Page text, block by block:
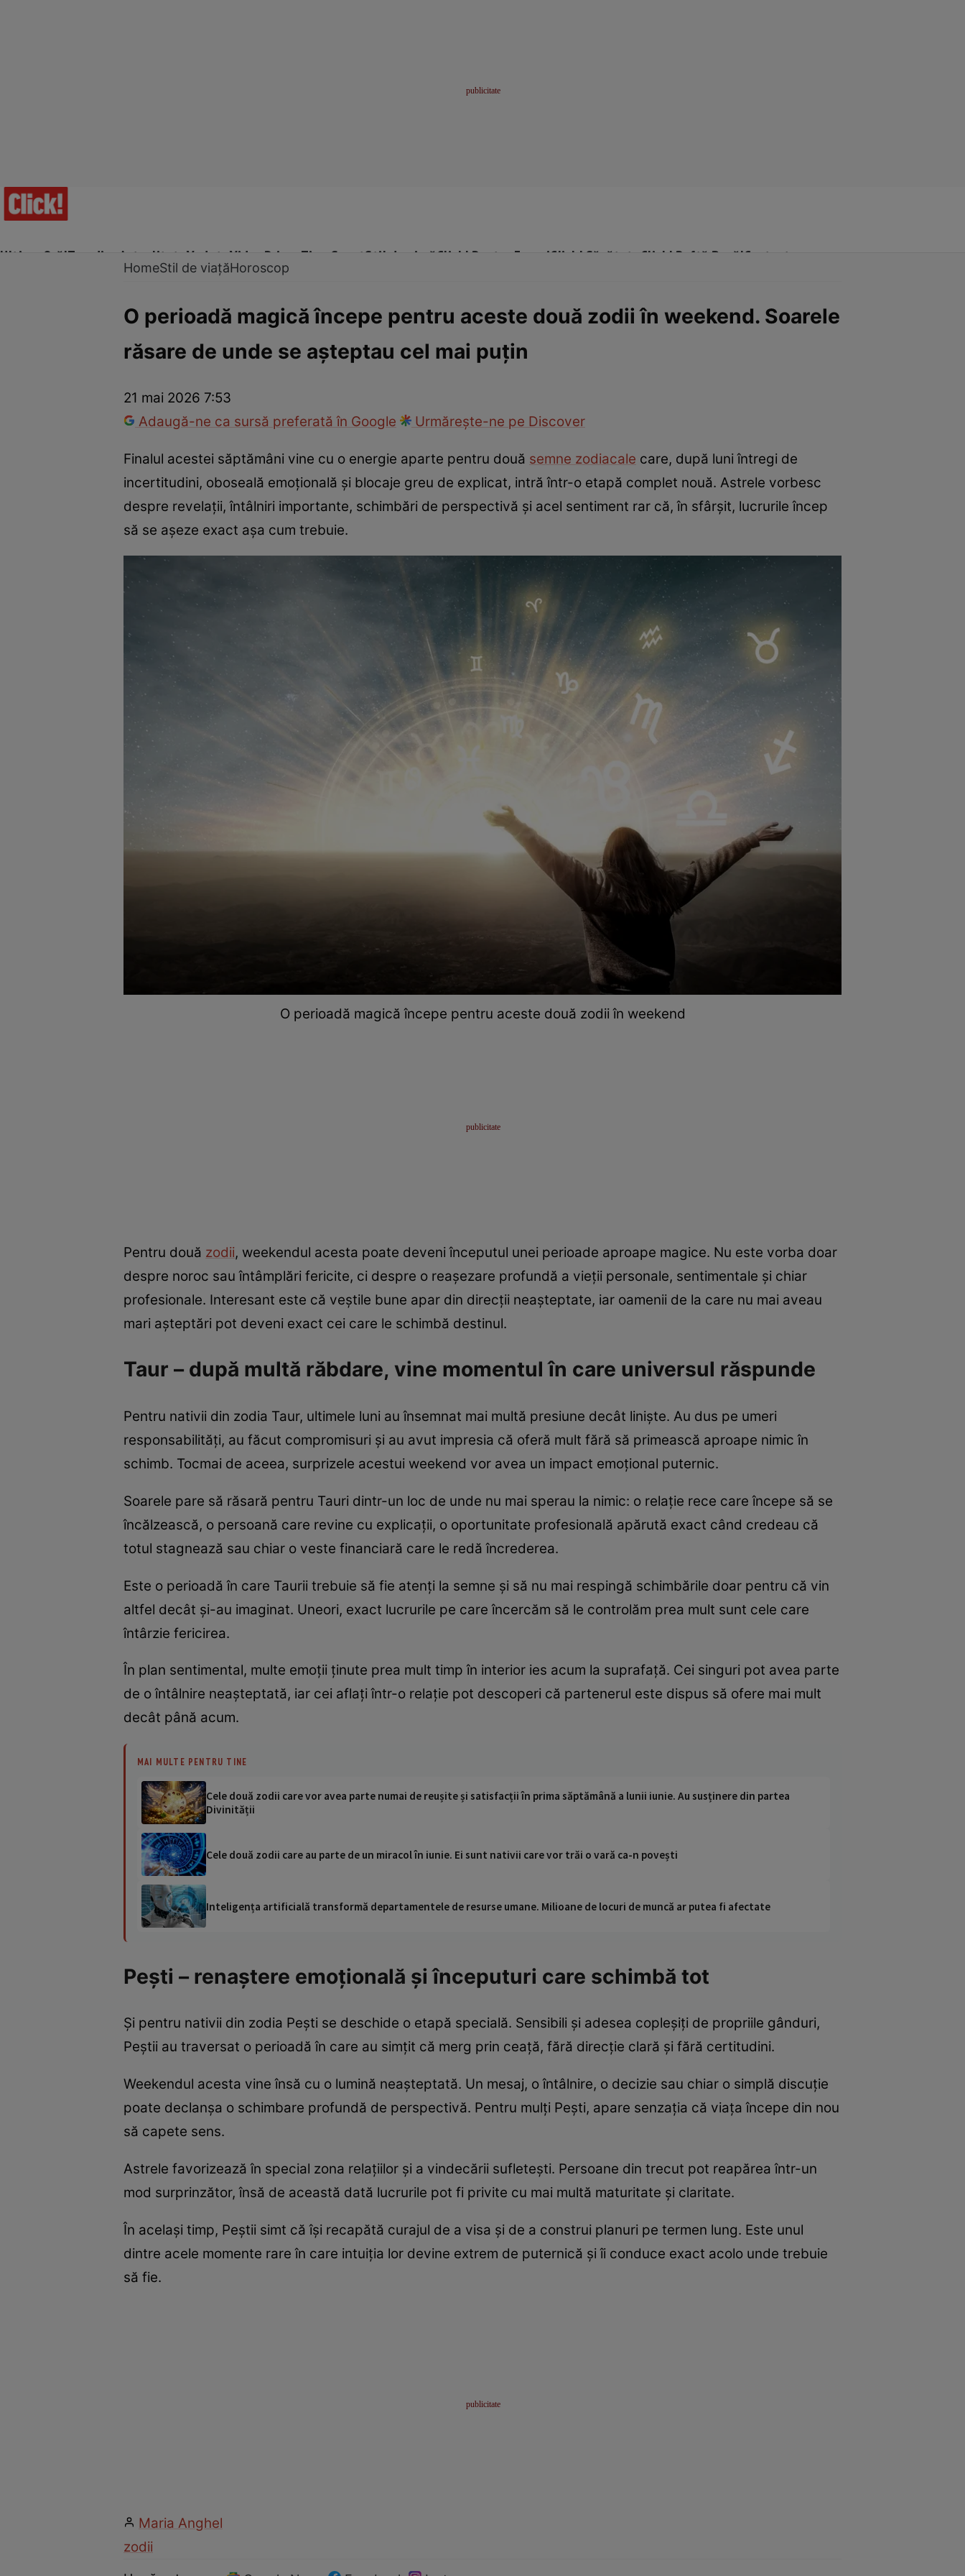
Ultima Oră!Trending Actualitate Vedete Video Prime Time SportStil de viațăClick! Pentru FemeiClick! Sănătate Click! Poftă Bună!Contact
Dragoste și SexEvenimenteHoroscopRețete culinare Travel
HomeStil de viațăHoroscop
O perioadă magică începe pentru aceste două zodii în weekend. Soarele
răsare de unde se așteptau cel mai puțin
21 mai 2026 7:53
Adaugă-ne ca sursă preferată în Google
Urmărește-ne pe Discover
Finalul acestei săptămâni vine cu o energie aparte pentru două semne zodiacale care, după luni întregi de
incertitudini, oboseală emoțională și blocaje greu de explicat, intră într-o etapă complet nouă. Astrele vorbesc
despre revelații, întâlniri importante, schimbări de perspectivă și acel sentiment rar că, în sfârșit, lucrurile încep
să se așeze exact așa cum trebuie.
O perioadă magică începe pentru aceste două zodii în weekend
Pentru două zodii, weekendul acesta poate deveni începutul unei perioade aproape magice. Nu este vorba doar
despre noroc sau întâmplări fericite, ci despre o reașezare profundă a vieții personale, sentimentale și chiar
profesionale. Interesant este că veștile bune apar din direcții neașteptate, iar oamenii de la care nu mai aveau
mari așteptări pot deveni exact cei care le schimbă destinul.
Taur – după multă răbdare, vine momentul în care universul răspunde
Pentru nativii din zodia Taur, ultimele luni au însemnat mai multă presiune decât liniște. Au dus pe umeri
responsabilități, au făcut compromisuri și au avut impresia că oferă mult fără să primească aproape nimic în
schimb. Tocmai de aceea, surprizele acestui weekend vor avea un impact emoțional puternic.
Soarele pare să răsară pentru Tauri dintr-un loc de unde nu mai sperau la nimic: o relație rece care începe să se
încălzească, o persoană care revine cu explicații, o oportunitate profesională apărută exact când credeau că
totul stagnează sau chiar o veste financiară care le redă încrederea.
Este o perioadă în care Taurii trebuie să fie atenți la semne și să nu mai respingă schimbările doar pentru că vin
altfel decât și-au imaginat. Uneori, exact lucrurile pe care încercăm să le controlăm prea mult sunt cele care
întârzie fericirea.
În plan sentimental, multe emoții ținute prea mult timp în interior ies acum la suprafață. Cei singuri pot avea parte
de o întâlnire neașteptată, iar cei aflați într-o relație pot descoperi că partenerul este dispus să ofere mai mult
decât până acum.
MAI MULTE PENTRU TINE
Cele două zodii care vor avea parte numai de reușite și satisfacții în prima săptămână a lunii iunie. Au susținere din partea
Divinității
Cele două zodii care au parte de un miracol în iunie. Ei sunt nativii care vor trăi o vară ca-n povești
Inteligența artificială transformă departamentele de resurse umane. Milioane de locuri de muncă ar putea fi afectate
Pești – renaștere emoțională și începuturi care schimbă tot
Și pentru nativii din zodia Pești se deschide o etapă specială. Sensibili și adesea copleșiți de propriile gânduri,
Peștii au traversat o perioadă în care au simțit că merg prin ceață, fără direcție clară și fără certitudini.
Weekendul acesta vine însă cu o lumină neașteptată. Un mesaj, o întâlnire, o decizie sau chiar o simplă discuție
poate declanșa o schimbare profundă de perspectivă. Pentru mulți Pești, apare senzația că viața începe din nou
să capete sens.
Astrele favorizează în special zona relațiilor și a vindecării sufletești. Persoane din trecut pot reapărea într-un
mod surprinzător, însă de această dată lucrurile pot fi privite cu mai multă maturitate și claritate.
În același timp, Peștii simt că își recapătă curajul de a visa și de a construi planuri pe termen lung. Este unul
dintre acele momente rare în care intuiția lor devine extrem de puternică și îi conduce exact acolo unde trebuie
să fie.
Maria Anghel
zodii